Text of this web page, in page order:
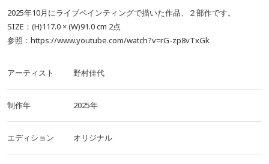
2025年10月にライブペインティングで描いた作品、２部作です。
SIZE：(H)117.0 × (W)91.0 cm 2点
参照：https://www.youtube.com/watch?v=rG-zp8vTxGk
アーティスト 野村佳代
制作年 2025年
エディション オリジナル